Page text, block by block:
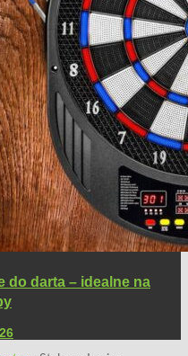
do darta – idealne na